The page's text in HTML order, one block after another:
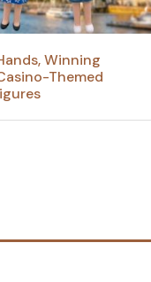
Winning
Themed